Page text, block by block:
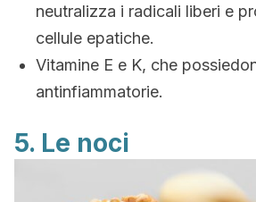
neutralizza i radicali liberi e
cellule epatiche.
Vitamine E e K, che
antinfiammatorie.
5. Le noci